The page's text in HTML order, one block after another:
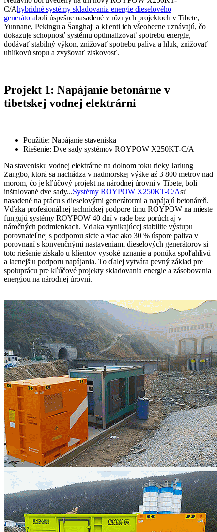
C/Ahybridné systémy skladovania energie dieselového
generátoraboli úspešne nasadené v rôznych projektoch v Tibete,
Yunnane, Pekingu a Šanghaji a klienti ich všeobecne uznávajú, čo
dokazuje schopnosť systému optimalizovať spotrebu energie,
dodávať stabilný výkon, znižovať spotrebu paliva a hluk, znižovať
uhlíkovú stopu a zvyšovať ziskovosť.
Projekt 1: Napájanie betonárne v
tibetskej vodnej elektrárni
Použitie: Napájanie staveniska
Riešenie: Dve sady systémov ROYPOW X250KT-C/A
Na stavenisku vodnej elektrárne na dolnom toku rieky Jarlung
Zangbo, ktorá sa nachádza v nadmorskej výške až 3 800 metrov nad
morom, čo je kľúčový projekt na národnej úrovni v Tibete, boli
inštalované dve sady...Systémy ROYPOW X250KT-C/Asú
nasadené na prácu s dieselovými generátormi a napájajú betonáreň.
Vďaka profesionálnej technickej podpore tímu ROYPOW na mieste
fungujú systémy ROYPOW 40 dní v rade bez porúch aj v
náročných podmienkach. Vďaka vynikajúcej stabilite výstupu
porovnateľnej s podporou siete a viac ako 30 % úspore paliva v
porovnaní s konvenčnými nastaveniami dieselových generátorov si
toto riešenie získalo u klientov vysoké uznanie a ponúka spoľahlivú
a lacnejšiu podporu napájania. To ďalej vytvára pevný základ pre
spoluprácu pre kľúčové projekty skladovania energie a zásobovania
energiou na národnej úrovni.